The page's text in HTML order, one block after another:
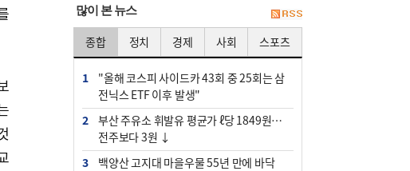
많이 본 뉴스
종합 정치 경제 사회 스포츠
1
"올해 코스피 사이드카 43회 중 25회는 삼
전닉스 ETF 이후 발생"
2
부산 주유소 휘발유 평균가 ℓ당 1849원…
전주보다 3원 ↓
3
백양산 고지대 마을우물 55년 만에 바닥